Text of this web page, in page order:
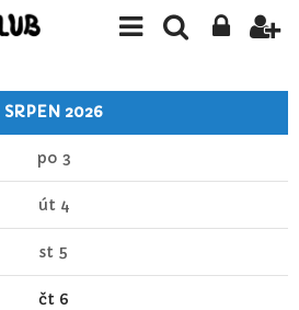
SRPEN 2026
po 3
út 4
st 5
čt 6